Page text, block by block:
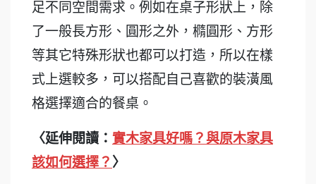
足不同空間需求。例如在桌子形狀上，除
了一般長方形、圓形之外，橢圓形、方形
等其它特殊形狀也都可以打造，所以在樣
式上選較多，可以搭配自己喜歡的裝潢風
格選擇適合的餐桌。
〈延伸閱讀： 實木家具好嗎？與原木家具
該如何選擇？ 〉